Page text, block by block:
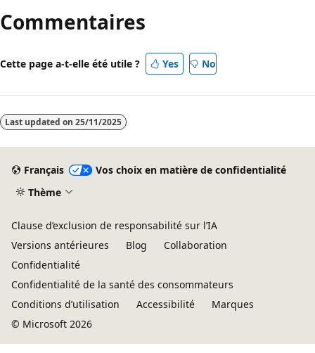
Commentaires
Cette page a-t-elle été utile ? Yes No
Last updated on 25/11/2025
Français
Vos choix en matière de confidentialité
Thème
Clause d’exclusion de responsabilité sur l’IA
Versions antérieures
Blog
Collaboration
Confidentialité
Confidentialité de la santé des consommateurs
Conditions d’utilisation
Accessibilité
Marques
© Microsoft 2026